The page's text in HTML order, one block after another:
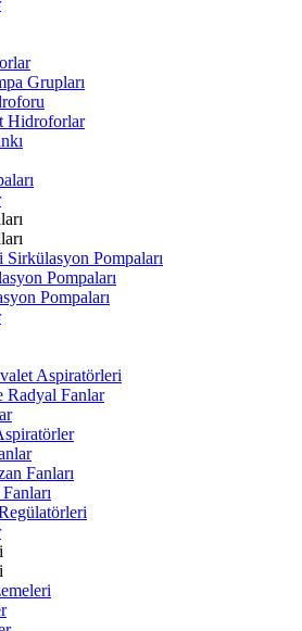
Grupları
Hidroforlar
Pompaları
Pompaları
Pompaları
Aspiratörleri
Radyal Fanlar
Fanları